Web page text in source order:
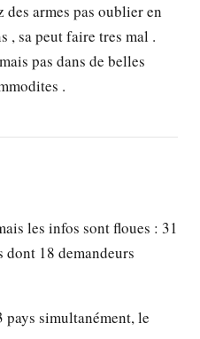
armes pas oublier en
, sa peut faire tres mal .
pas dans de belles
.
les infos sont floues : 31
dont 18 demandeurs
pays simultanément, le